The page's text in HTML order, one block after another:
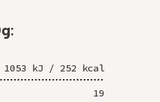
1053 kJ / 252 kcal
19